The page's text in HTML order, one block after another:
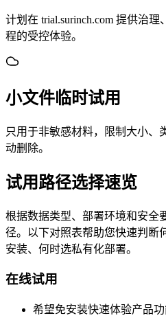
计划在 trial.surinch.com 提供治
程的受控体验。
小文件临时试用
只用于非敏感材料，限制大小、
动删除。
试用路径选择速览
根据数据类型、部署环境和安全
径。以下对照表帮助您快速判断
安装、何时选私有化部署。
在线试用
希望免安装快速体验产品